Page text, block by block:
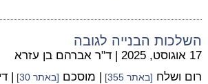
השלכות הבנייה לגובה
17 אוגוסט, 2025 | ד"ר אברהם בן עזרא
רום ושלח [באתר 355] | מוסכם [באתר 30] |